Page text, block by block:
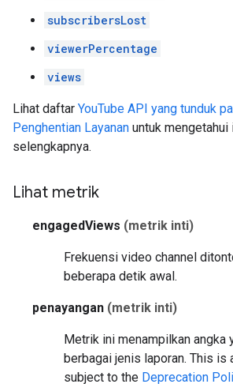
subscribersLost
viewerPercentage
views
Lihat daftar YouTube API yang tunduk
Penghentian Layanan untuk
selengkapnya.
Lihat metrik
engagedViews (metrik inti)
Frekuensi video channel
beberapa detik awal.
penayangan (metrik inti)
Metrik ini menampilkan angka
berbagai jenis laporan. This is
subject to the Deprecation